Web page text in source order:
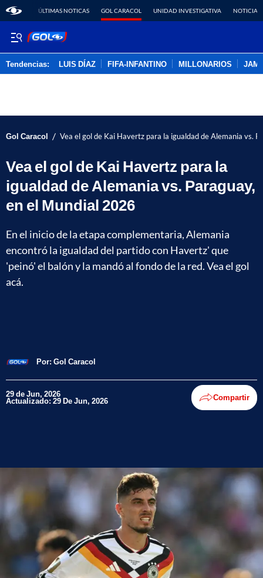
ÚLTIMAS NOTICAS GOL CARACOL UNIDAD INVESTIGATIVA NOTICIAS
Tendencias: LUIS DÍAZ FIFA-INFANTINO MILLONARIOS
Gol Caracol / Vea el gol de Kai Havertz para la igualdad de Alemania vs.
Vea el gol de Kai Havertz para la
igualdad de Alemania vs. Paraguay,
en el Mundial 2026
En el inicio de la etapa complementaria, Alemania
encontró la igualdad del partido con Havertz' que
'peinó' el balón y la mandó al fondo de la red. Vea el gol
acá.
Por: Gol Caracol
29 de Jun, 2026
Actualizado: 29 De Jun, 2026 Compartir